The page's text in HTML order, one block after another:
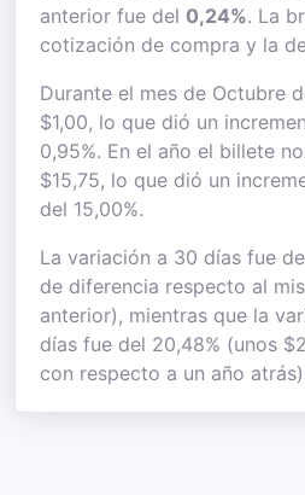
anterior fue del 0,24%. La
cotización de compra y la
Durante el mes de Octubre
$1,00, lo que dió un
0,95%. En el año el billete
$15,75, lo que dió un
del 15,00%.
La variación a 30 días fue de
de diferencia respecto al
anterior), mientras que la
días fue del 20,48% (unos
con respecto a un año